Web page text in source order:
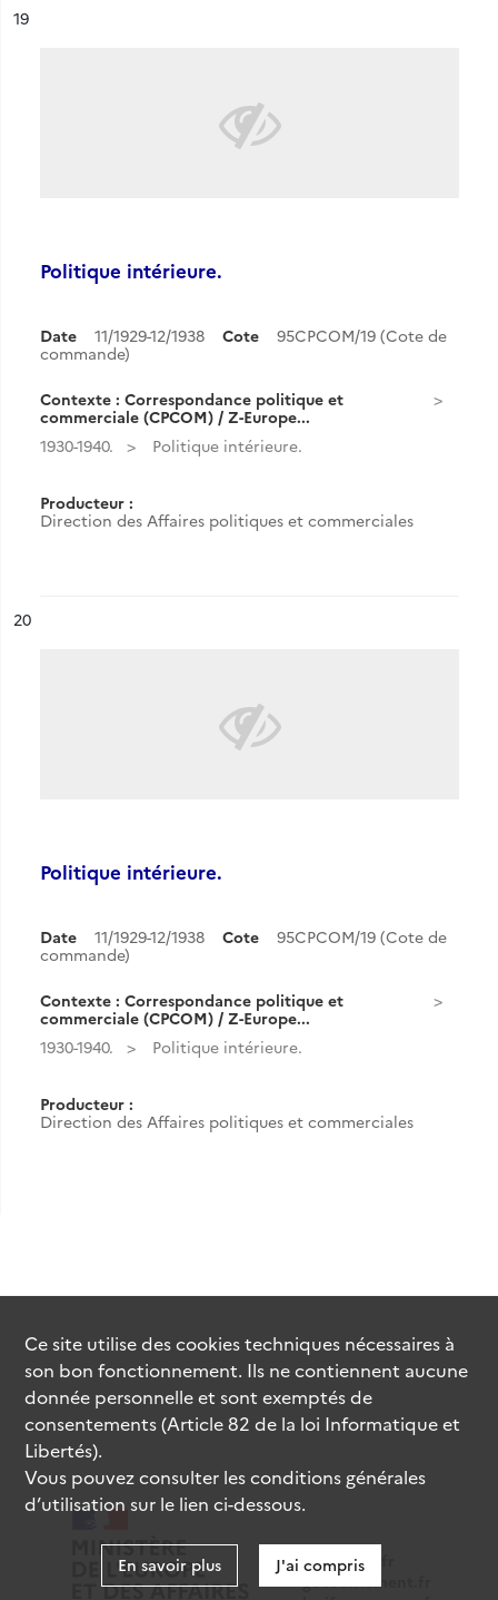
n°
19
Politique intérieure.
Date 11/1929-12/1938 Cote
95CPCOM/19 (Cote de
commande)
Contexte : Correspondance politique et
commerciale (CPCOM) / Z-Europe...
1930-1940.
Politique intérieure.
Producteur :
Direction des Affaires politiques et commerciales
n°
20
Politique intérieure.
Date 11/1929-12/1938 Cote
95CPCOM/19 (Cote de
commande)
Contexte : Correspondance politique et
commerciale (CPCOM) / Z-Europe...
1930-1940.
Politique intérieure.
Producteur :
Direction des Affaires politiques et commerciales
data.gouv.fr
gouvernement.fr
Ce site utilise descookiestechniques nécessaires à
son bon fonctionnement. Ils ne contiennent aucune
donnée personnelle et sont exemptés de
consentements (Article 82 de la loi Informatique et
Libertés).
Vous pouvez consulter les conditions générales
d’utilisation sur le lien ci-dessous.
En savoir plus J'ai compris